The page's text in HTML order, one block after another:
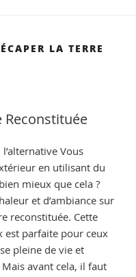
LA TERRE
Vous
en utilisant du
mieux que cela ?
et d’ambiance sur
reconstituée. Cette
est parfaite pour ceux
pleine de vie et
avant cela, il faut